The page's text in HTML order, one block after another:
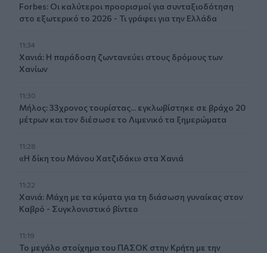
Forbes: Οι καλύτεροι προορισμοί για συνταξιοδότηση
στο εξωτερικό το 2026 - Τι γράφει για την Ελλάδα
11:34
Χανιά: Η παράδοση ζωντανεύει στους δρόμους των
Χανίων
11:30
Μήλος: 33χρονος τουρίστας... εγκλωβίστηκε σε βράχο 20
μέτρων και τον διέσωσε το Λιμενικό τα ξημερώματα
11:28
«Η δίκη του Μάνου Χατζιδάκι» στα Χανιά
11:22
Χανιά: Μάχη με τα κύματα για τη διάσωση γυναίκας στον
Καβρό - Συγκλονιστικό βίντεο
11:19
Το μεγάλο στοίχημα του ΠΑΣΟΚ στην Κρήτη με την